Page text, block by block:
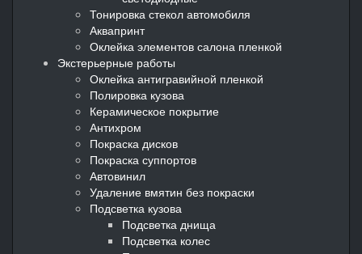
Тонировка стекол автомобиля
Аквапринт
Оклейка элементов салона пленкой
Экстерьерные работы
Оклейка антигравийной пленкой
Полировка кузова
Керамическое покрытие
Антихром
Покраска дисков
Покраска суппортов
Автовинил
Удаление вмятин без покраски
Подсветка кузова
Подсветка днища
Подсветка колес